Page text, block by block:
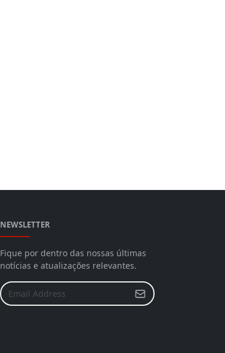
NEWSLETTER
Fique por dentro das nossas últimas
notícias e atualizações relevantes.